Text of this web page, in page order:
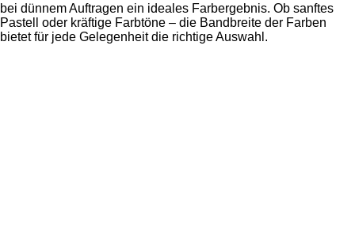
bei dünnem Auftragen ein ideales Farbergebnis. Ob sanftes
Pastell oder kräftige Farbtöne – die Bandbreite der Farben
bietet für jede Gelegenheit die richtige Auswahl.